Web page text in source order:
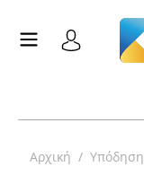
Αρχική / Υπόδηση